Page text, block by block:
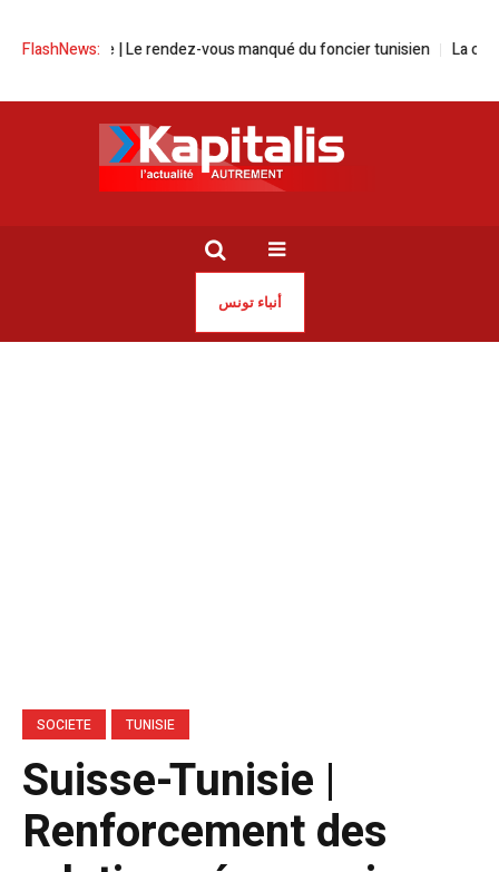
FlashNews:
en friche | Le rendez-vous manqué du foncier tunisien La cherté
أنباء تونس
SOCIETE TUNISIE
Suisse-Tunisie |
Renforcement des